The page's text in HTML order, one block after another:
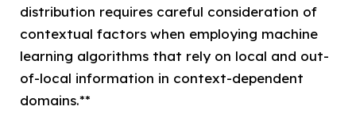
distribution requires careful consideration of
contextual factors when employing machine
learning algorithms that rely on local and out-
of-local information in context-dependent
domains.**